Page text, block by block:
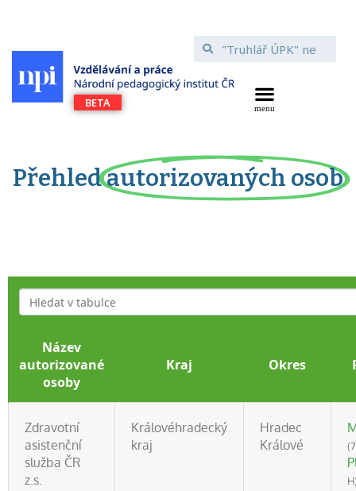
Přehledautorizovaných osob
Název
autorizované
osoby
Kraj Okres
Zdravotní
asistenční
služba ČR
z.s.
Královéhradecký
kraj
Hradec
Králové